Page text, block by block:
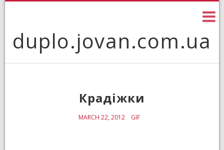
duplo.jovan.com.ua
Крадіжки
MARCH 22, 2012 GIF